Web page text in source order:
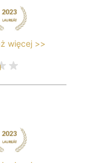
więcej >>